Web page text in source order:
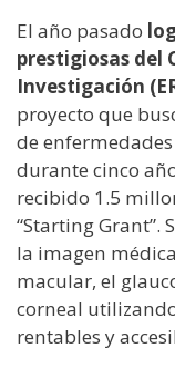
El año pasado
prestigiosas del
Investigación
proyecto que
de
durante cinco
recibido 1.5
“Starting Grant”.
la imagen
macular, el
corneal
rentables y